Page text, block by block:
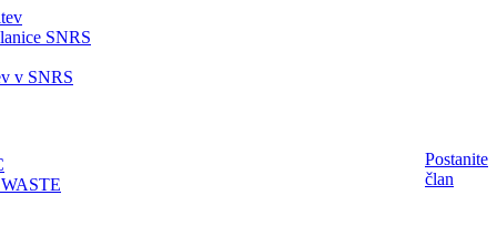
SNRS
v SNRS
Postanite
član